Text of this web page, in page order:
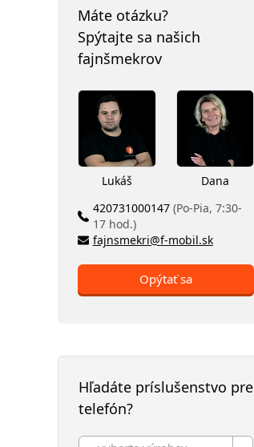
Máte otázku?
Spýtajte sa našich
fajnšmekrov
Lukáš
Dana
420731000147 (Po-Pia, 7:30-
17 hod.)
fajnsmekri@f-mobil.sk
Opýtať sa
Hľadáte príslušenstvo pre
telefón?